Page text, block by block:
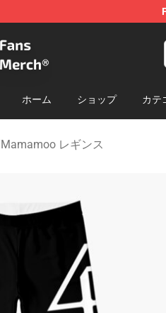
Shop
ホーム ショップ カテ
Mamamoo レギンス